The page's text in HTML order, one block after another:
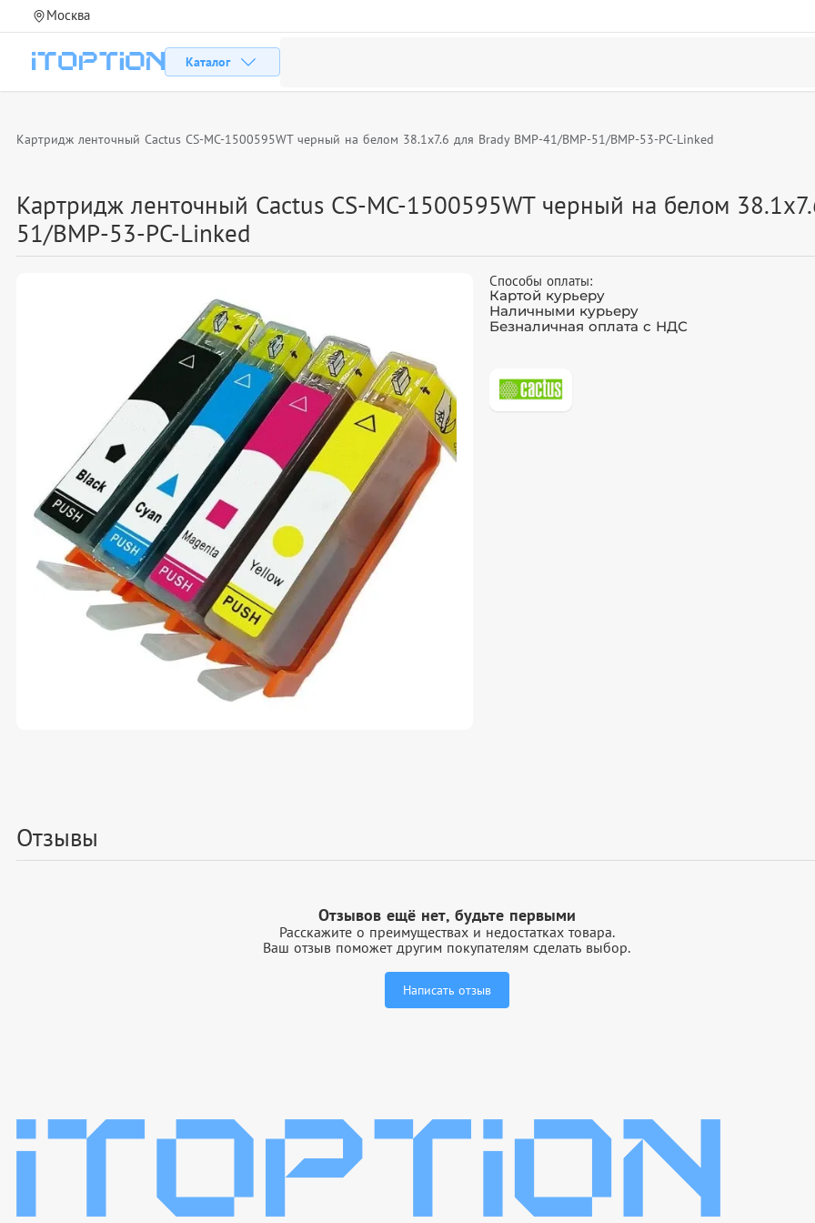
Москва
Каталог
Картридж ленточный Cactus CS-MC-1500595WT черный на белом 38.1x7.6 для Brady BMP-41/BMP-51/BMP-53-PC-Linked
Картридж ленточный Cactus CS-MC-1500595WT черный на белом
51/BMP-53-PC-Linked
Способы оплаты:
Картой курьеру
Наличными курьеру
Безналичная оплата с НДС
Отзывы
Отзывов ещё нет, будьте первыми
Расскажите о преимуществах и недостатках товара.
Ваш отзыв поможет другим покупателям сделать выбор.
Написать отзыв